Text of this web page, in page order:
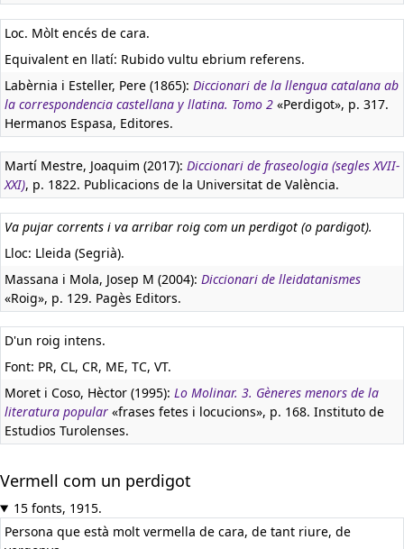
Loc. Mòlt encés de cara.
Equivalent en llatí: Rubido vultu ebrium referens.
Labèrnia i Esteller, Pere (1865): Diccionari de la llengua catalana ab
la correspondencia castellana y llatina. Tomo 2 «Perdigot», p. 317.
Hermanos Espasa, Editores.
Martí Mestre, Joaquim (2017): Diccionari de fraseologia (segles XVII-
XXI), p. 1822. Publicacions de la Universitat de València.
Va pujar corrents i va arribar roig com un perdigot (o pardigot).
Lloc: Lleida (Segrià).
Massana i Mola, Josep M (2004): Diccionari de lleidatanismes
«Roig», p. 129. Pagès Editors.
D'un roig intens.
Font: PR, CL, CR, ME, TC, VT.
Moret i Coso, Hèctor (1995): Lo Molinar. 3. Gèneres menors de la
literatura popular «frases fetes i locucions», p. 168. Instituto de
Estudios Turolenses.
Vermell com un perdigot
15 fonts, 1915.
Persona que està molt vermella de cara, de tant riure, de